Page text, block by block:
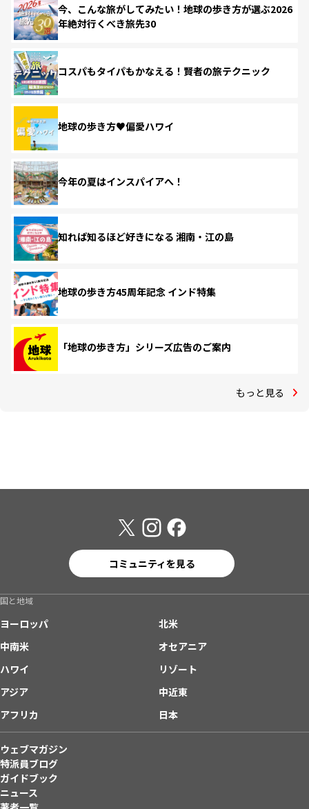
今、こんな旅がしてみたい！地球の歩き方が選ぶ2026
年絶対行くべき旅先30
コスパもタイパもかなえる！賢者の旅テクニック
地球の歩き方♥偏愛ハワイ
今年の夏はインスパイアへ！
知れば知るほど好きになる 湘南・江の島
地球の歩き方45周年記念 インド特集
「地球の歩き方」シリーズ広告のご案内
もっと見る
コミュニティを見る
国と地域
ヨーロッパ
北米
中南米
オセアニア
ハワイ
リゾート
アジア
中近東
アフリカ
日本
ウェブマガジン
特派員ブログ
ガイドブック
ニュース